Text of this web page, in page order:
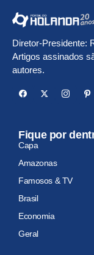
Diretor-Presidente:
Artigos assinados
autores.
Fique por
Capa
Amazonas
Famosos & TV
Brasil
Economia
Geral